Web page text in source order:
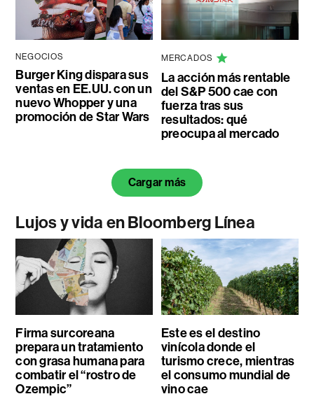
NEGOCIOS
Burger King dispara sus
ventas en EE.UU. con un
nuevo Whopper y una
promoción de Star Wars
MERCADOS
La acción más rentable
del S&P 500 cae con
fuerza tras sus
resultados: qué
preocupa al mercado
Cargar más
Lujos y vida en Bloomberg Línea
Firma surcoreana
prepara un tratamiento
con grasa humana para
combatir el “rostro de
Ozempic”
Este es el destino
vinícola donde el
turismo crece, mientras
el consumo mundial de
vino cae